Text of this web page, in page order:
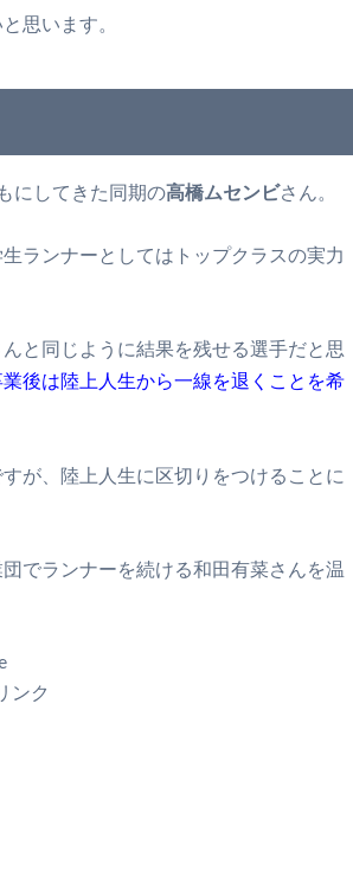
思います。
にしてきた同期の高橋ムセンビさん。
ランナーとしてはトップクラスの実力
と同じように結果を残せる選手だと思
後は陸上人生から一線を退くことを希
が、陸上人生に区切りをつけることに
でランナーを続ける和田有菜さんを温
ンク